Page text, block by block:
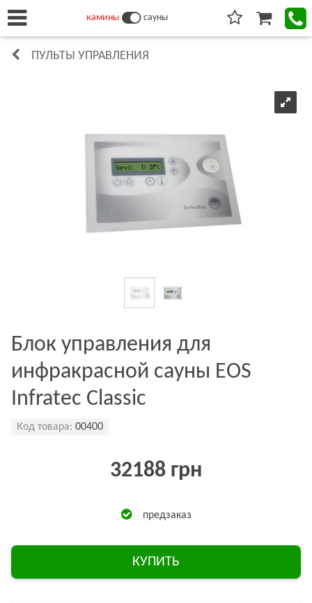
камины сауны
ПУЛЬТЫ УПРАВЛЕНИЯ
Блок управления для
инфракрасной сауны EOS
Infratec Classic
Код товара: 00400
32188 грн
предзаказ
КУПИТЬ